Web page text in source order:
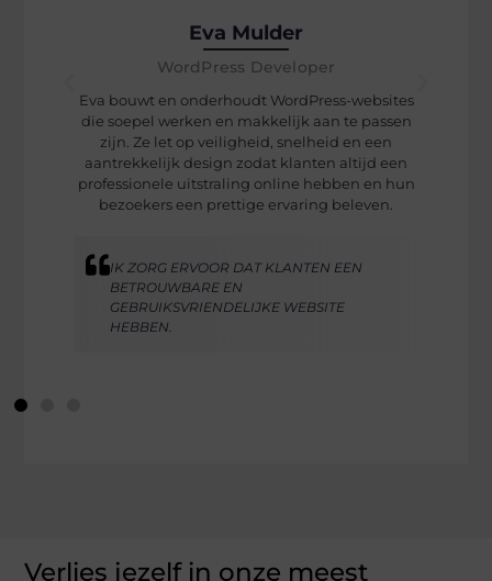
Eva Mulder
WordPress Developer
Eva bouwt en onderhoudt WordPress-websites
die soepel werken en makkelijk aan te passen
zijn. Ze let op veiligheid, snelheid en een
aantrekkelijk design zodat klanten altijd een
professionele uitstraling online hebben en hun
bezoekers een prettige ervaring beleven.
IK ZORG ERVOOR DAT KLANTEN EEN
BETROUWBARE EN
GEBRUIKSVRIENDELIJKE WEBSITE
HEBBEN.
Verlies jezelf in onze meest